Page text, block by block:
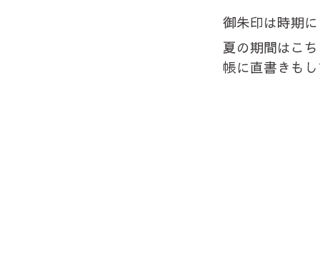
御朱印は時期
夏の期間はこ
帳に直書きも